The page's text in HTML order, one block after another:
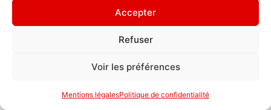
Accepter
Refuser
Voir les préférences
Mentions légalesPolitique de confidentialité
en sa maison. "
Politique de
confidentialité